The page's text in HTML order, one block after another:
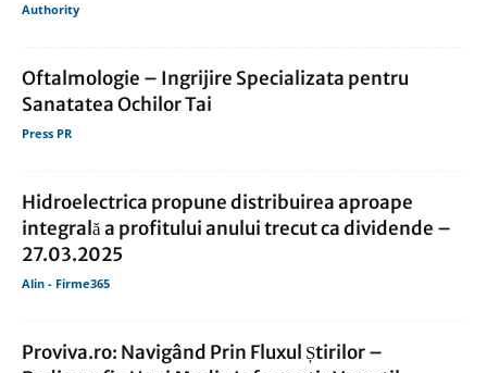
Authority
Oftalmologie – Ingrijire Specializata pentru
Sanatatea Ochilor Tai
Press PR
Hidroelectrica propune distribuirea aproape
integrală a profitului anului trecut ca dividende –
27.03.2025
Alin - Firme365
Proviva.ro: Navigând Prin Fluxul Știrilor –